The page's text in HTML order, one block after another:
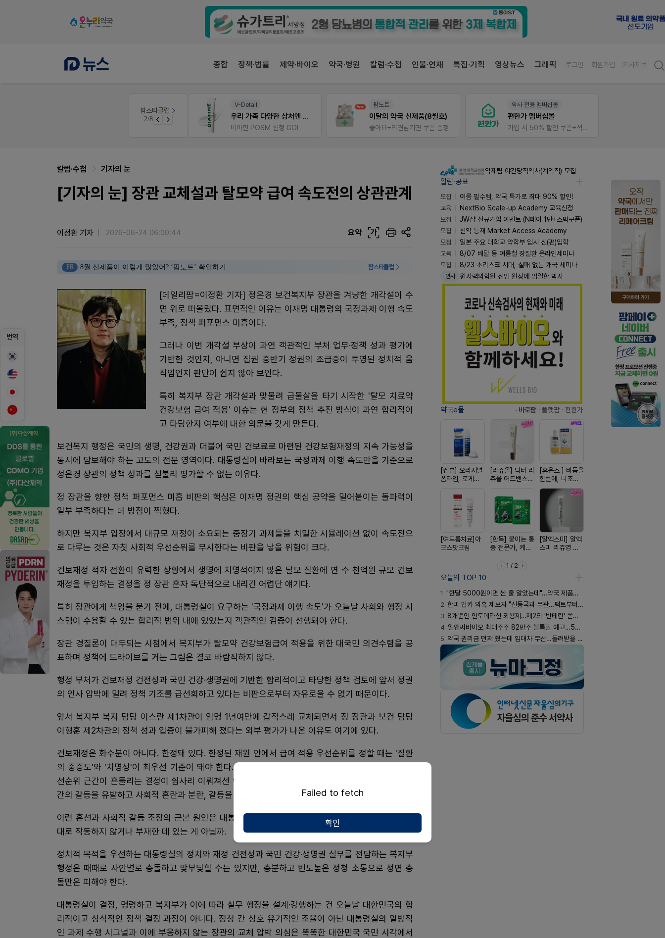
종합 정책·법률 제약·바이오 약국·병원 칼럼·수첩 인물·연재 특집·기획 영상뉴스 그래픽 로그인 회원가입 기사제보
팜스타클럽
3/8 우리 가족 다양한 상처엔 비아핀!
팜노트
이달의 약국 신제품(8월호)
좋아요+의견남기면 쿠폰 증정
약사 전용 멤버십몰
편한가 멤버십몰
가입 시 50% 할인 쿠폰+적립금까지!
팜노트
약국 마케팅 성공사례
좋아요+의견남기면 쿠폰 증정
번역
칼럼·수첩 기자의 눈
[기자의 눈] 장관 교체설과 탈모약 급여 속도전의 상관관계
이정환 기자 2026-06-24 06:00:44 요약 가
PR 8월 신제품이 이렇게 많았어? ‘팜노트’ 확인하기 팜스타클럽
[데일리팜=이정환 기자] 정은경 보건복지부 장관을 겨냥한 개각설이 수
면 위로 떠올랐다. 표면적인 이유는 이재명 대통령의 국정과제 이행 속도
부족, 정책 퍼포먼스 미흡이다.
그러나 이번 개각설 부상이 과연 객관적인 부처 업무·정책 성과 평가에
기반한 것인지, 아니면 집권 중반기 정권의 조급증이 투영된 정치적 움
직임인지 판단이 쉽지 않아 보인다.
특히 복지부 장관 개각설과 맞물려 급물살을 타기 시작한 '탈모 치료약
건강보험 급여 적용' 이슈는 현 정부의 정책 추진 방식이 과연 합리적이
고 타당한지 여부에 대한 의문을 갖게 만든다.
보건복지 행정은 국민의 생명, 건강권과 더불어 국민 건보료로 마련된 건강보험재정의 지속 가능성을
동시에 담보해야 하는 고도의 전문 영역이다. 대통령실이 바라보는 국정과제 이행 속도만을 기준으로
정은경 장관의 정책 성과를 섣불리 평가할 수 없는 이유다.
정 장관을 향한 정책 퍼포먼스 미흡 비판의 핵심은 이재명 정권의 핵심 공약을 밀어붙이는 돌파력이
일부 부족하다는 데 방점이 찍혔다.
하지만 복지부 입장에서 대규모 재정이 소요되는 중장기 과제들을 치밀한 시뮬레이션 없이 속도전으
로 다루는 것은 자칫 사회적 우선순위를 무시한다는 비판을 낳을 위험이 크다.
건보재정 적자 전환이 유력한 상황에서 생명에 치명적이지 않은 탈모 질환에 연 수 천억원 규모 건보
재정을 투입하는 결정을 정 장관 혼자 독단적으로 내리긴 어렵단 얘기다.
특히 장관에게 책임을 묻기 전에, 대통령실이 요구하는 '국정과제 이행 속도'가 오늘날 사회와 행정 시
스템이 수용할 수 있는 합리적 범위 내에 있었는지 객관적인 검증이 선행돼야 한다.
장관 경질론이 대두되는 시점에서 복지부가 탈모약 건강보험급여 적용을 위한 대국민 의견수렴을 공
표하며 정책에 드라이브를 거는 그림은 결코 바람직하지 않다.
행정 부처가 건보재정 건전성과 국민 건강·생명권에 기반한 합리적이고 타당한 정책 검토에 앞서 정권
의 인사 압박에 밀려 정책 기조를 급선회하고 있다는 비판으로부터 자유로울 수 없기 때문이다.
앞서 복지부 복지 담당 이스란 제1차관이 임명 1년여만에 갑작스레 교체되면서 정 장관과 보건 담당
이형훈 제2차관의 정책 성과 입증이 불가피해 졌다는 외부 평가가 나온 이유도 여기에 있다.
건보재정은 화수분이 아니다. 한정돼 있다. 한정된 재원 안에서 급여 적용 우선순위를 정할 때는 '질환
의 중증도'와 '치명성'이 최우선 기준이 돼야 한다. 대통령이 대선 당선 전 공약했더라도 건보급여 우
선순위 근간이 흔들리는 결정이 쉽사리 이뤄져선 안 된다는 생각이다. 이는 곧 필연적으로 환자 단체
간의 갈등을 유발하고 사회적 혼란과 분란, 갈등을 촉발하는 원인이 된다.
이런 혼선과 사회적 갈등 조장의 근본 원인은 대통령실과 보건복지부 간의 상호 협의·조율 채널이 제
대로 작동하지 않거나 부재한 데 있는 게 아닐까.
정치적 목적을 우선하는 대통령실의 정치와 재정 건전성과 국민 건강·생명권 실무를 전담하는 복지부
행정은 때때로 사안별로 충돌하고 맞부딪힐 수는 있지만, 충분하고 빈도높은 정청 소통으로 정면 충
돌만은 피해야 한다.
대통령실이 결정, 명령하고 복지부가 이에 따라 실무 행정을 설계·강행하는 건 오늘날 대한민국의 합
리적이고 상식적인 정책 결정 과정이 아니다. 정청 간 상호 유기적인 조율이 아닌 대통령실의 일방적
인 과제 수행 시그널과 이에 부응하지 않는 장관의 교체 압박 의심은 똑똑한 대한민국 국민 시각에서
약제팀 야간당직약사(계약직) 모집
알림·공표
모집
여름 필수템, 약국 특가로 최대 90% 할인!
교육
NextBio Scale-up Academy 교육신청
모집
JW샵 신규가입 이벤트 (N페이 1만+스벅쿠폰)
모집
신약 등재 Market Access Academy
모집
일본 주요 대학교 약학부 입시 신(편)입학
교육
8/07 배탈 등 여름철 장질환 온라인세미나
모집
8/23 초리스크 시대, 실패 없는 개국 세미나
인사 원자력의학원 신임 원장에 임일한 박사
약국e몰 · 바로팜 · 플랫팜 · 편한가
[켄뷰] 오리지널
폼타입, 로게인
[리쥬올] 닥터 리
쥬올 어드밴스드
이팅 크림 30ml
[휴온스 ] 비듬을
한번에, 니조랄
2%액
[여드름치료]아
크스팟크림
[한독] 붙이는 통
증 전문가, 케토
스타(쿨) 40매
[알엑스미] 알엑
스미 리쥬영 울
1 / 2
오늘의 TOP 10
1 "한달 5000원이면 싼 줄 알았는데"…약국 제품과 비교해보니
2 한미 법카 의혹 제보자 "신동국과 무관…팩트부터 따져야"
3 8개뿐인 인도메타신 외용제…제2의 '반테린' 쏟아지나
4 엘앤씨바이오 최대주주 82만주 블록딜 예고…500억 규모
5 약국 권리금 먼저 줬는데 임대차 무산…돌려받을 수 있을까
Failed to fetch
확인